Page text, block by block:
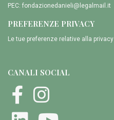
PEC: fondazionedanieli@legalmail.it
PREFERENZE PRIVACY
Le tue preferenze relative alla privacy
CANALI SOCIAL